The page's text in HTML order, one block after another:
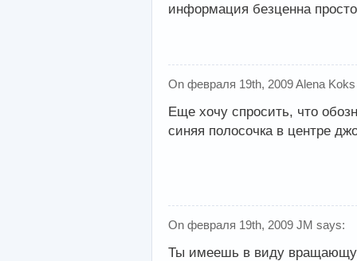
информация безценна
On февраля 19th, 2009 Alena
Еще хочу спросить, что
синяя полосочка в центре
On февраля 19th, 2009 JM says:
Ты имеешь в виду